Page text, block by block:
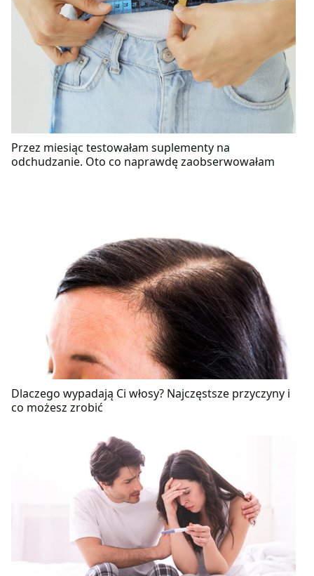
Przez miesiąc testowałam suplementy na
odchudzanie. Oto co naprawdę zaobserwowałam
Dlaczego wypadają Ci włosy? Najczęstsze przyczyny i
co możesz zrobić